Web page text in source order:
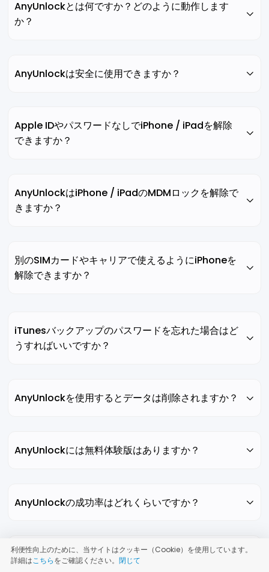
AnyUnlockとは何ですか？どのように動作します
か？
AnyUnlockは安全に使用できますか？
Apple IDやパスワードなしでiPhone / iPadを解除
できますか？
AnyUnlockはiPhone / iPadのMDMロックを解除で
きますか？
別のSIMカードやキャリアで使えるようにiPhoneを
解除できますか？
iTunesバックアップのパスワードを忘れた場合はど
うすればいいですか？
AnyUnlockを使用するとデータは削除されますか？
AnyUnlockには無料体験版はありますか？
AnyUnlockの成功率はどれくらいですか？
最新のiOSやiPhoneモデルにも対応していますか？
利便性向上のために、当サイトはクッキー（Cookie）を使用しています。
詳細はこちらをご確認ください。 閉じて